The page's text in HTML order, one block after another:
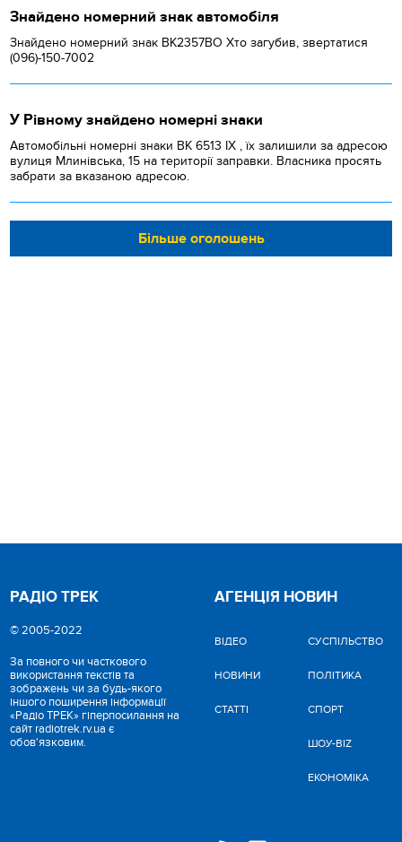
Знайдено номерний знак автомобіля
Знайдено номерний знак ВК2357ВО Хто загубив, звертатися
(096)-150-7002
У Рівному знайдено номерні знаки
Автомобільні номерні знаки BK 6513 IX , їх залишили за адресою
вулиця Млинівська, 15 на території заправки. Власника просять
забрати за вказаною адресою.
Більше оголошень
РАДІО ТРЕК
© 2005-2022
За повного чи часткового
використання текстів та
зображень чи за будь-якого
іншого поширення інформації
«Радіо ТРЕК» гіперпосилання на
сайт radiotrek.rv.ua є
обов'язковим.
АГЕНЦІЯ НОВИН
ВІДЕО
НОВИНИ
СТАТТІ
CУСПІЛЬСТВО
ПОЛІТИКА
СПОРТ
ШОУ-BIZ
ЕКОНОМІКА